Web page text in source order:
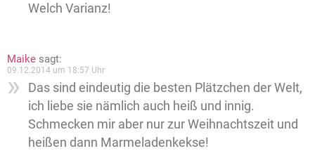
Welch Varianz!
Maike sagt:
09.12.2014 um 18:57 Uhr
Das sind eindeutig die besten Plätzchen der Welt,
ich liebe sie nämlich auch heiß und innig.
Schmecken mir aber nur zur Weihnachtszeit und
heißen dann Marmeladenkekse!